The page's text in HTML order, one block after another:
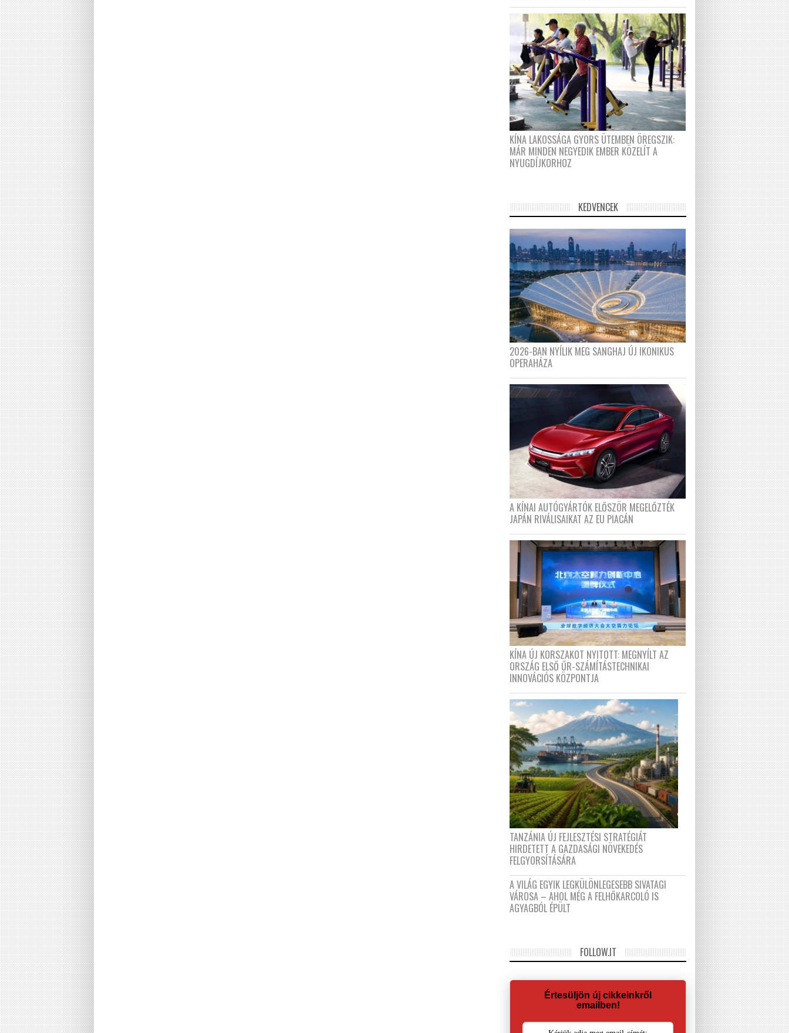
KÍNA LAKOSSÁGA GYORS ÜTEMBEN ÖREGSZIK:
MÁR MINDEN NEGYEDIK EMBER KÖZELÍT A
NYUGDÍJKORHOZ
KEDVENCEK
2026-BAN NYÍLIK MEG SANGHAJ ÚJ IKONIKUS
OPERAHÁZA
A KÍNAI AUTÓGYÁRTÓK ELŐSZÖR MEGELŐZTÉK
JAPÁN RIVÁLISAIKAT AZ EU PIACÁN
KÍNA ÚJ KORSZAKOT NYITOTT: MEGNYÍLT AZ
ORSZÁG ELSŐ ŰR-SZÁMÍTÁSTECHNIKAI
INNOVÁCIÓS KÖZPONTJA
TANZÁNIA ÚJ FEJLESZTÉSI STRATÉGIÁT
HIRDETETT A GAZDASÁGI NÖVEKEDÉS
FELGYORSÍTÁSÁRA
A VILÁG EGYIK LEGKÜLÖNLEGESEBB SIVATAGI
VÁROSA – AHOL MÉG A FELHŐKARCOLÓ IS
AGYAGBÓL ÉPÜLT
FOLLOW.IT
Értesüljön új cikkeinkről
emailben!